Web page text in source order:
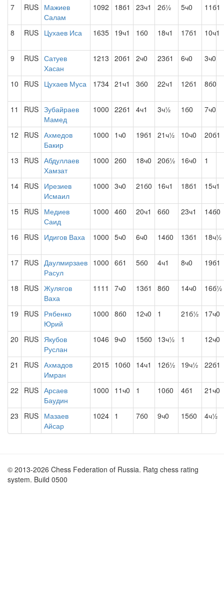
7 RUS Мажиев
Салам
1092 18б1 23ч1 2б½ 5ч0 11б1
8 RUS Цухаев Иса 1635 19ч1 1б0 18ч1 17б1 10ч1
9 RUS Сатуев
Хасан
1213 20б1 2ч0 23б1 6ч0 3ч0
10 RUS Цухаев Муса 1734 21ч1 3б0 22ч1 12б1 8б0
11 RUS Зубайраев
Мамед
1000 22б1 4ч1 3ч½ 1б0 7ч0
12 RUS Ахмедов
Бакир
1000 1ч0 19б1 21ч½ 10ч0 20б1
13 RUS Абдуллаев
Хамзат
1000 2б0 18ч0 20б½ 16ч0 1
14 RUS Ирезиев
Исмаил
1000 3ч0 21б0 16ч1 18б1 15ч1
15 RUS Медиев
Саид
1000 4б0 20ч1 6б0 23ч1 14б0
16 RUS Идигов Ваха 1000 5ч0 6ч0 14б0 13б1 18ч½
17 RUS Даулмирзаев
Расул
1000 6б1 5б0 4ч1 8ч0 19б1
18 RUS Жулягов
Ваха
1111 7ч0 13б1 8б0 14ч0 16б½
19 RUS Рябенко
Юрий
1000 8б0 12ч0 1 21б½ 17ч0
20 RUS Якубов
Руслан
1046 9ч0 15б0 13ч½ 1 12ч0
21 RUS Ахмадов
Имран
2015 10б0 14ч1 12б½ 19ч½ 22б1
22 RUS Арсаев
Баудин
1000 11ч0 1 10б0 4б1 21ч0
23 RUS Мазаев
Айсар
1024 1 7б0 9ч0 15б0 4ч½
© 2013-2026 Chess Federation of Russia. Ratg chess rating
system. Build 0500